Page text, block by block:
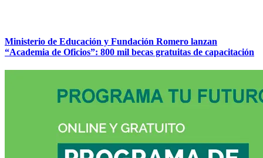
Ministerio de Educación y Fundación Romero lanzan
“Academia de Oficios”: 800 mil becas gratuitas de capacitación